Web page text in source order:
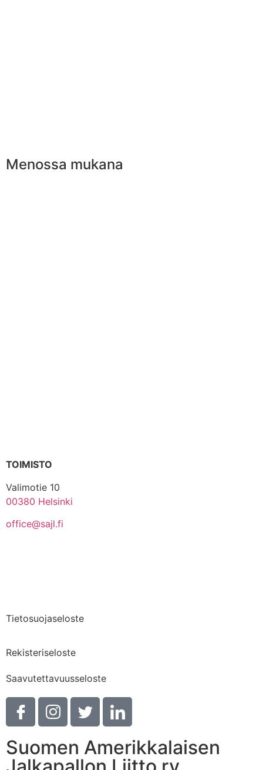
Menossa mukana
TOIMISTO
Valimotie 10
00380 Helsinki
office@sajl.fi
Tietosuojaseloste
Rekisteriseloste
Saavutettavuusseloste
Suomen Amerikkalaisen